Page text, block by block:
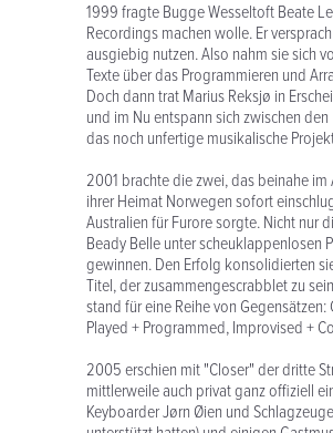
1999 fragte Bugge Wesseltoft Beate
Recordings machen wolle. Er
ausgiebig nutzen. Also nahm sie sich
Texte über das Programmieren und
Doch dann trat Marius Reksjø in
und im Nu entspann sich zwischen
das noch unfertige musikalische
2001 brachte die zwei, das beinahe
ihrer Heimat Norwegen sofort
Australien für Furore sorgte. Nicht nur
Beady Belle unter scheuklappenlosen
gewinnen. Den Erfolg konsolidierten
Titel, der zusammengescrabblet zu
stand für eine Reihe von
Played + Programmed, Improvised +
2005 erschien mit "Closer" der dritte
mittlerweile auch privat ganz offiziell
Keyboarder Jørn Øien und